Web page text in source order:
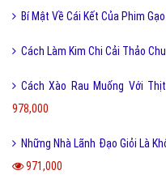
Bí Mật Về Cái Kết Của Phim
Cách Làm Kim Chi Cải Thảo
Cách Xào Rau Muống Với
978,000
971,000